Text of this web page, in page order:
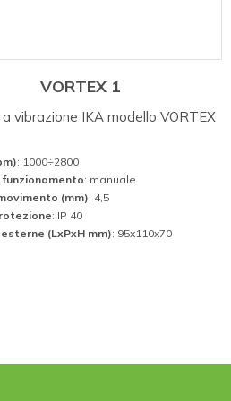
VORTEX 1
vibrazione IKA modello VORTEX
: 1000÷2800
: manuale
(mm): 4,5
: IP 40
(LxPxH mm): 95x110x70